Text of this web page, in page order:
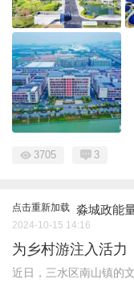
3705 3
点击重新加载 淼城政能
2024-10-15 14:16
为乡村游注入活力
近日，三水区南山镇的